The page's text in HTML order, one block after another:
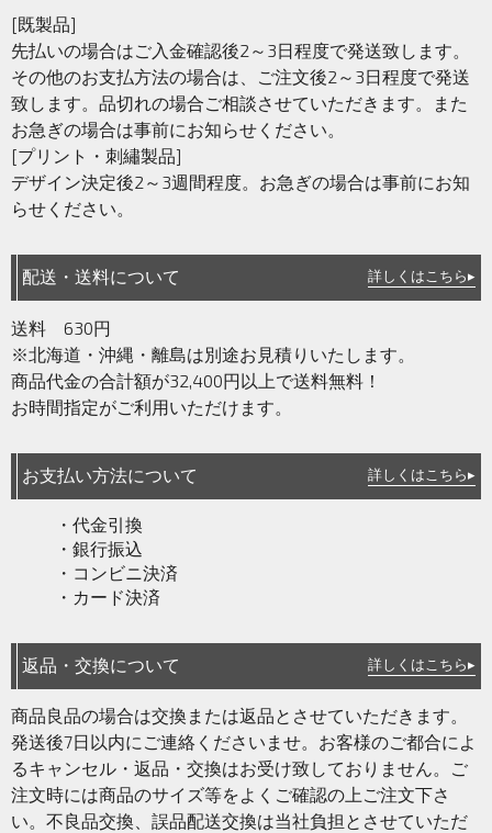
[既製品]
先払いの場合はご入金確認後2～3日程度で発送致します。
その他のお支払方法の場合は、ご注文後2～3日程度で発送
致します。品切れの場合ご相談させていただきます。また
お急ぎの場合は事前にお知らせください。
[プリント・刺繡製品]
デザイン決定後2～3週間程度。お急ぎの場合は事前にお知
らせください。
配送・送料について 詳しくはこちら▸
送料 630円
※北海道・沖縄・離島は別途お見積りいたします。
商品代金の合計額が32,400円以上で送料無料！
お時間指定がご利用いただけます。
お支払い方法について 詳しくはこちら▸
・代金引換
・銀行振込
・コンビニ決済
・カード決済
返品・交換について 詳しくはこちら▸
商品良品の場合は交換または返品とさせていただきます。
発送後7日以内にご連絡くださいませ。お客様のご都合によ
るキャンセル・返品・交換はお受け致しておりません。ご
注文時には商品のサイズ等をよくご確認の上ご注文下さ
い。不良品交換、誤品配送交換は当社負担とさせていただ